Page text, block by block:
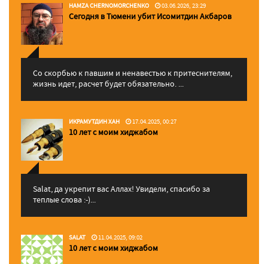
HAMZA CHERNOMORCHENKO 03.06.2026, 23:29
Сегодня в Тюмени убит Исомитдин Акбаров
Со скорбью к павшим и ненавестью к притеснителям,
жизнь идет, расчет будет обязательно. ...
ИКРАМУТДИН ХАН 17.04.2025, 00:27
10 лет с моим хиджабом
Salat, да укрепит вас Аллаx! Увидели, спасибо за
теплые слова :-)...
SALAT 11.04.2025, 09:02
10 лет с моим хиджабом